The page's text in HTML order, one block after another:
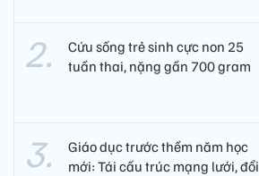
Cứu sống trẻ sinh cực non 25
tuần thai, nặng gần 700 gram
Giáo dục trước thềm năm học
mới: Tái cấu trúc mạng lưới, đổi